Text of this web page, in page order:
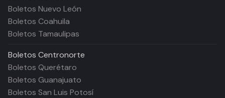
Boletos Nuevo León
Boletos Coahuila
Boletos Tamaulipas
Boletos Centronorte
Boletos Querétaro
Boletos Guanajuato
Boletos San Luis Potosí